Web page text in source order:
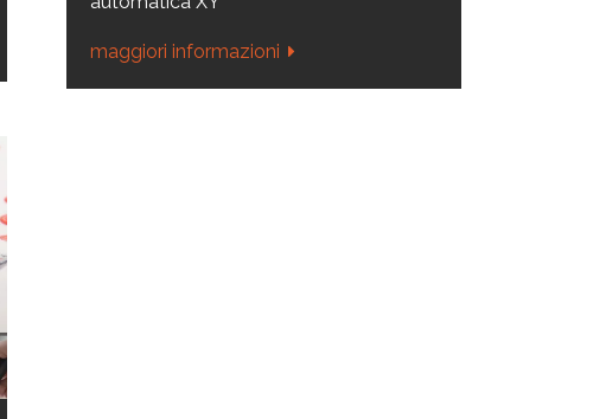
maggiori informazioni